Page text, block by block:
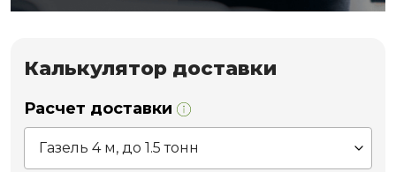
Калькулятор доставки
Расчет доставки